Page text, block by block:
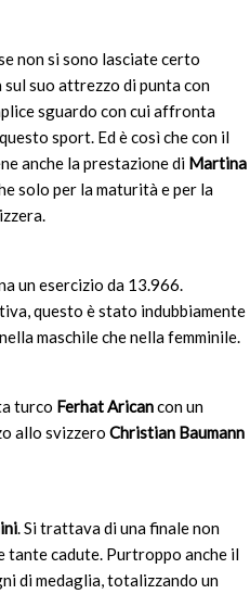
non si sono lasciate certo
suo attrezzo di punta con
sguardo con cui affronta
sport. Ed è così che con il
anche la prestazione di Martina
solo per la maturità e per la
un esercizio da 13.966.
questo è stato indubbiamente
maschile che nella femminile.
turco Ferhat Aricancon un
allo svizzero Christian Baumann
. Si trattava di una finale non
tante cadute. Purtroppo anche il
di medaglia, totalizzando un